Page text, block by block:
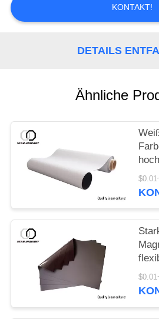
NACHRICHTEN
KONTAKT!
DETAILS
Ähnliche